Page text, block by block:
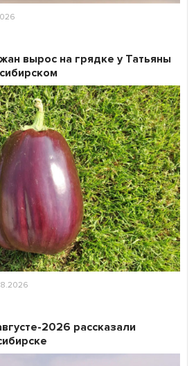
вырос на грядке у Татьяны
2026 рассказали